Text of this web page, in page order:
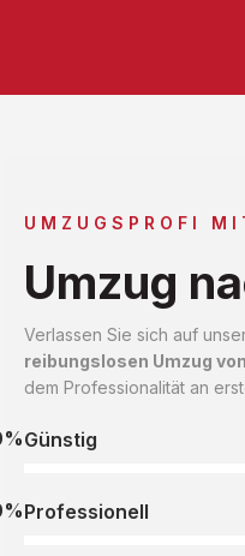
UMZUGSPROFI
Umzug
Verlassen Sie sich auf
reibungslosen Umzug
dem Professionalität an
Günstig
Professionell